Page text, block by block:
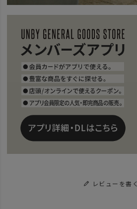
レビューを書く